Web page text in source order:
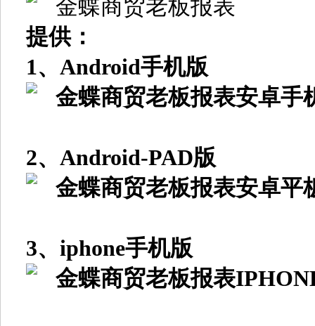
提供：
1、Android手机版
2、Android-PAD版
3、iphone手机版